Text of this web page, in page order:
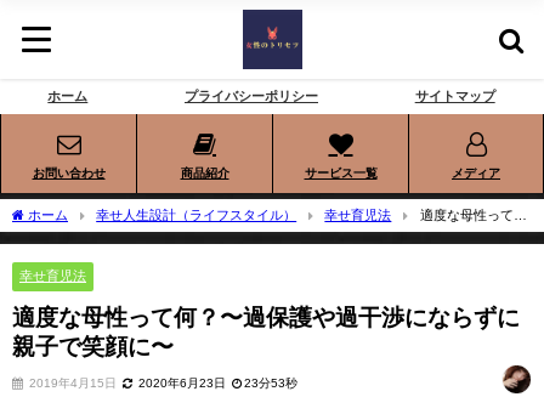
ホーム プライバシーポリシー サイトマップ
お問い合わせ 商品紹介 サービス一覧 メディア
ホーム 幸せ人生設計（ライフスタイル） 幸せ育児法
適度な母性って
何？〜過保護や過干渉にならずに親子で笑顔に〜
幸せ育児法
適度な母性って何？〜過保護や過干渉にならずに
親子で笑顔に〜
2019年4月15日 2020年6月23日 23分53秒